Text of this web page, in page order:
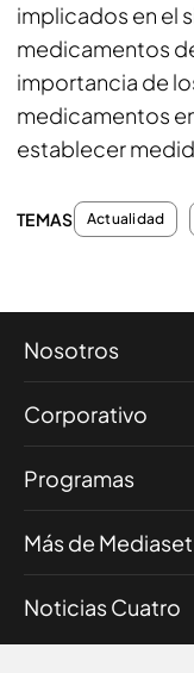
implicados en el
medicamentos
importancia de
medicamentos
establecer
TEMAS Actualidad
Nosotros
Corporativo
Programas
Más de Mediaset
Noticias Cuatro